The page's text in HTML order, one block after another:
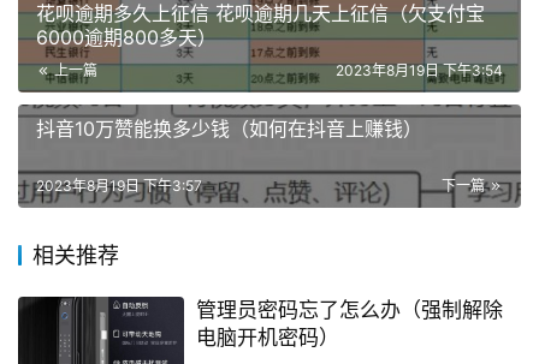
花呗逾期多久上征信 花呗逾期几天上征信（欠支付宝
6000逾期800多天）
上一篇 2023年8月19日 下午3:54
抖音10万赞能换多少钱（如何在抖音上赚钱）
下一篇
2023年8月19日 下午3:57
相关推荐
管理员密码忘了怎么办（强制解除
电脑开机密码）